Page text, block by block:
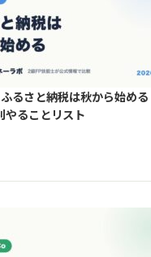
るさと納税は秋から始める
やることリスト